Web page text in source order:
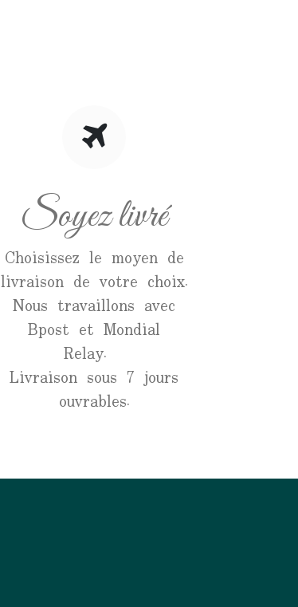
Soyez livré
Choisissez le moyen de
livraison de votre choix.
Nous travaillons avec
Bpost et Mondial
Relay.
Livraison sous 7 jours
ouvrables.